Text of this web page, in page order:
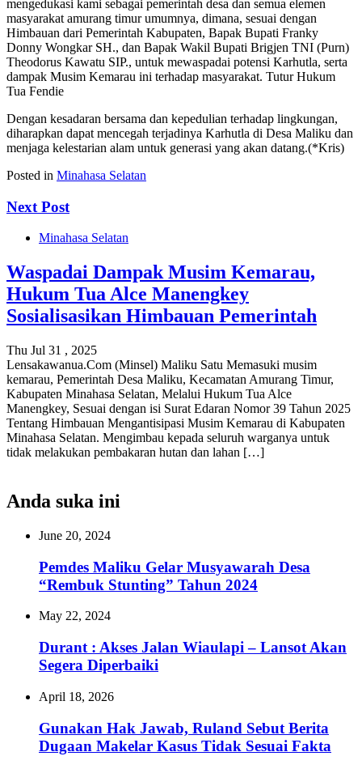
mengedukasi kami sebagai pemerintah desa dan semua elemen
masyarakat amurang timur umumnya, dimana, sesuai dengan
Himbauan dari Pemerintah Kabupaten, Bapak Bupati Franky
Donny Wongkar SH., dan Bapak Wakil Bupati Brigjen TNI (Purn)
Theodorus Kawatu SIP., untuk mewaspadai potensi Karhutla, serta
dampak Musim Kemarau ini terhadap masyarakat. Tutur Hukum
Tua Fendie
Dengan kesadaran bersama dan kepedulian terhadap lingkungan,
diharapkan dapat mencegah terjadinya Karhutla di Desa Maliku dan
menjaga kelestarian alam untuk generasi yang akan datang.(*Kris)
Posted in Minahasa Selatan
Next Post
Minahasa Selatan
Waspadai Dampak Musim Kemarau,
Hukum Tua Alce Manengkey
Sosialisasikan Himbauan Pemerintah
Thu Jul 31 , 2025
Lensakawanua.Com (Minsel) Maliku Satu Memasuki musim
kemarau, Pemerintah Desa Maliku, Kecamatan Amurang Timur,
Kabupaten Minahasa Selatan, Melalui Hukum Tua Alce
Manengkey, Sesuai dengan isi Surat Edaran Nomor 39 Tahun 2025
Tentang Himbauan Mengantisipasi Musim Kemarau di Kabupaten
Minahasa Selatan. Mengimbau kepada seluruh warganya untuk
tidak melakukan pembakaran hutan dan lahan […]
Anda suka ini
June 20, 2024
Pemdes Maliku Gelar Musyawarah Desa
“Rembuk Stunting” Tahun 2024
May 22, 2024
Durant : Akses Jalan Wiaulapi – Lansot Akan
Segera Diperbaiki
April 18, 2026
Gunakan Hak Jawab, Ruland Sebut Berita
Dugaan Makelar Kasus Tidak Sesuai Fakta‎‎‎